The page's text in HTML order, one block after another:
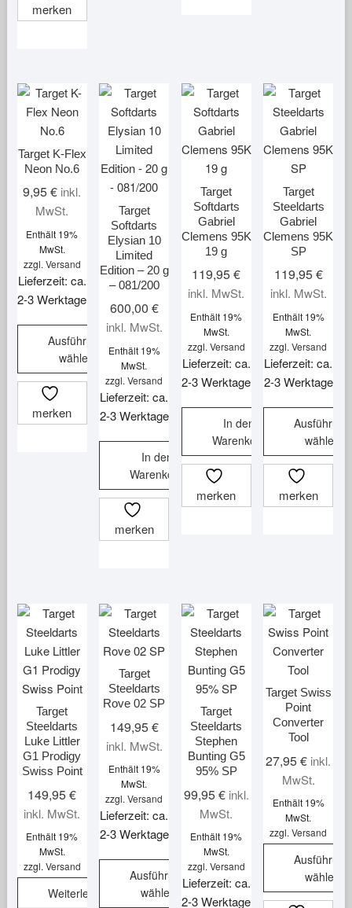
merken
können
auf
der
Produktseite
gewählt
werden
Target K-Flex
Neon No.6
9,95€ inkl.
MwSt.
Enthält 19%
MwSt.
zzgl. Versand
Lieferzeit: ca.
2-3 Werktage
Ausführung
wählen
Dieses
Produkt
weist
gewählt
werden
merken
Target
Softdarts
Elysian 10
Limited
Edition – 20 g
– 081/200
600,00 €
inkl. MwSt.
Enthält 19%
MwSt.
zzgl.Versand
Lieferzeit: ca.
2-3 Werktage
In den
Warenkorb
merken
Target
Softdarts
Gabriel
Clemens 95K
19 g
119,95€
inkl. MwSt.
Enthält 19%
MwSt.
zzgl. Versand
Lieferzeit: ca.
2-3 Werktage
In den
Warenkorb
merken
Target
Steeldarts
Gabriel
Clemens 95K
SP
119,95€
inkl. MwSt.
Enthält 19%
MwSt.
zzgl.Versand
Lieferzeit: ca.
2-3 Werktage
Ausführung
wählen
Dieses
Produkt
weist
können
auf
der
gewählt
werden
merken
Target
Steeldarts
Luke Littler
G1 Prodigy
Swiss Point
149,95€
inkl. MwSt.
Enthält 19%
MwSt.
zzgl. Versand
Weiterlesen
Target
Steeldarts
Rove 02 SP
149,95€
inkl. MwSt.
Enthält 19%
MwSt.
zzgl.Versand
Lieferzeit: ca.
2-3 Werktage
Ausführung
wählen
Target
Steeldarts
Stephen
Bunting G5
95% SP
99,95€ inkl.
MwSt.
Enthält 19%
MwSt.
zzgl. Versand
Lieferzeit: ca.
2-3 Werktage
Target Swiss
Point
Converter
Tool
27,95€ inkl.
MwSt.
Enthält 19%
MwSt.
zzgl.Versand
Ausführung
wählen
Dieses